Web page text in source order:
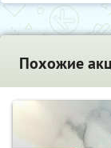
Похожие